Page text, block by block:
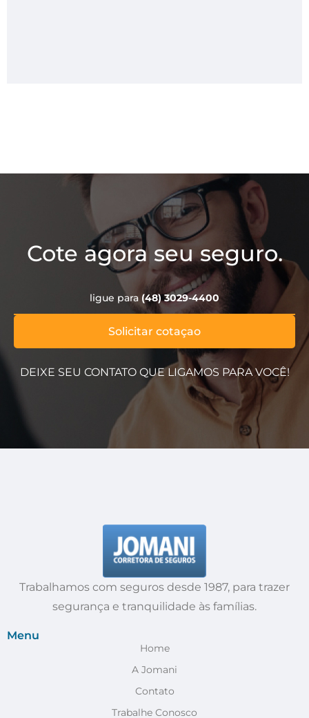
Cote agora seu seguro.
Solicitar cotaçao
ligue para (48) 3029-4400
DEIXE SEU CONTATO QUE LIGAMOS PARA VOCÊ!
Trabalhamos com seguros desde 1987, para trazer
segurança e tranquilidade às famílias.
Menu
Home
A Jomani
Contato
Trabalhe Conosco